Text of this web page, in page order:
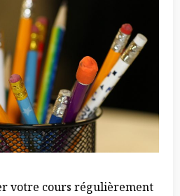
votre cours régulièrement